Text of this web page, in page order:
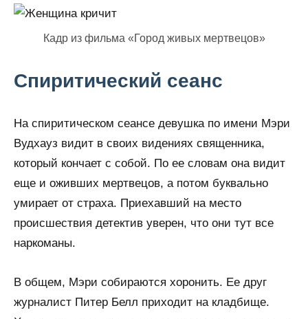
Кадр из фильма «Город живых мертвецов»
Спиритический сеанс
На спиритическом сеансе девушка по имени Мэри
Вудхауз видит в своих видениях священника,
который кончает с собой. По ее словам она видит
еще и оживших мертвецов, а потом буквально
умирает от страха. Приехавший на место
происшествия детектив уверен, что они тут все
наркоманы.
В общем, Мэри собираются хоронить. Ее друг
журналист Питер Белл приходит на кладбище.